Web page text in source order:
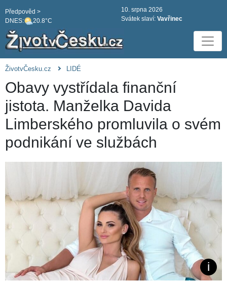
DNES: 20.8°C
Předpověd >
10. srpna 2026
Svátek slaví: Vavřinec
ŽivotvČesku.cz LIDÉ
Obavy vystřídala finanční
jistota. Manželka Davida
Limberského promluvila o svém
podnikání ve službách